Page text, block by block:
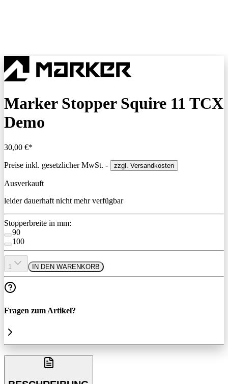
Marker Stopper Squire 11 TCX
Demo
30,00 €*
Preise inkl. gesetzlicher MwSt. - zzgl. Versandkosten
Ausverkauft
leider dauerhaft nicht mehr verfügbar
Stopperbreite in mm:
90
100
1 IN DEN WARENKORB
Fragen zum Artikel?